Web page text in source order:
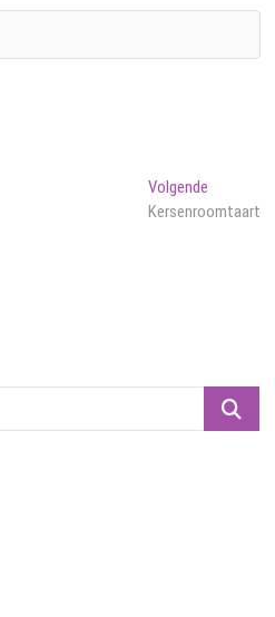
VolgendeVolgend
bericht:
Kersenroomtaart
Zoeken